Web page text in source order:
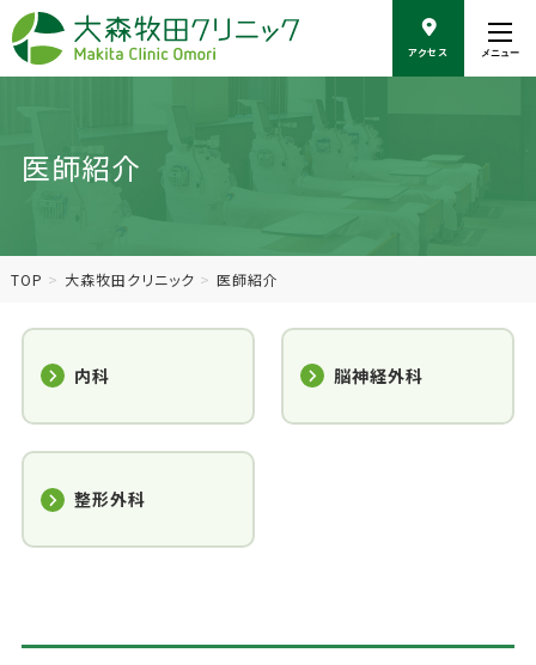
の
動
アクセス メニュー
医師紹介
TOP 大森牧田クリニック 医師紹介
内科 脳神経外科
整形外科